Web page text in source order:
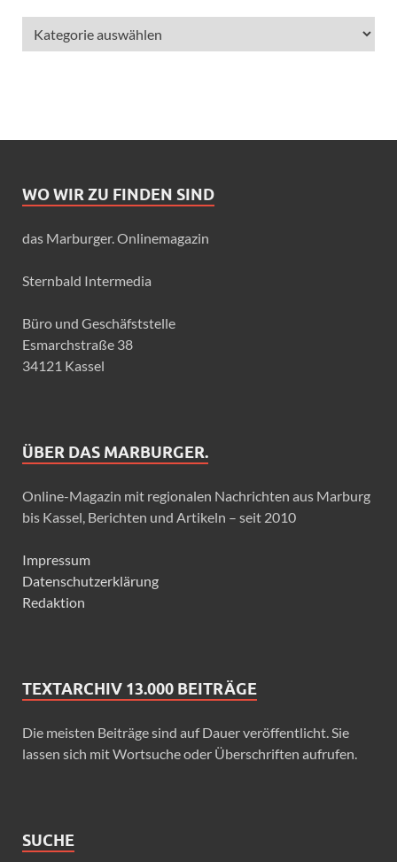
WO WIR ZU FINDEN SIND
das Marburger. Onlinemagazin
Sternbald Intermedia
Büro und Geschäfststelle
Esmarchstraße 38
34121 Kassel
ÜBER DAS MARBURGER.
Online-Magazin mit regionalen Nachrichten aus Marburg
bis Kassel, Berichten und Artikeln – seit 2010
Impressum
Datenschutzerklärung
Redaktion
TEXTARCHIV 13.000 BEITRÄGE
Die meisten Beiträge sind auf Dauer veröffentlicht. Sie
lassen sich mit Wortsuche oder Überschriften aufrufen.
SUCHE